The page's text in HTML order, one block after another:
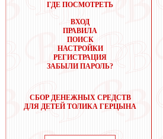
ГДЕ ПОСМОТРЕТЬ
ВХОД
ПРАВИЛА
ПОИСК
НАСТРОЙКИ
РЕГИСТРАЦИЯ
ЗАБЫЛИ ПАРОЛЬ?
СБОР ДЕНЕЖНЫХ СРЕДСТВ
ДЛЯ ДЕТЕЙ ТОЛИКА ГЕРЦЫНА